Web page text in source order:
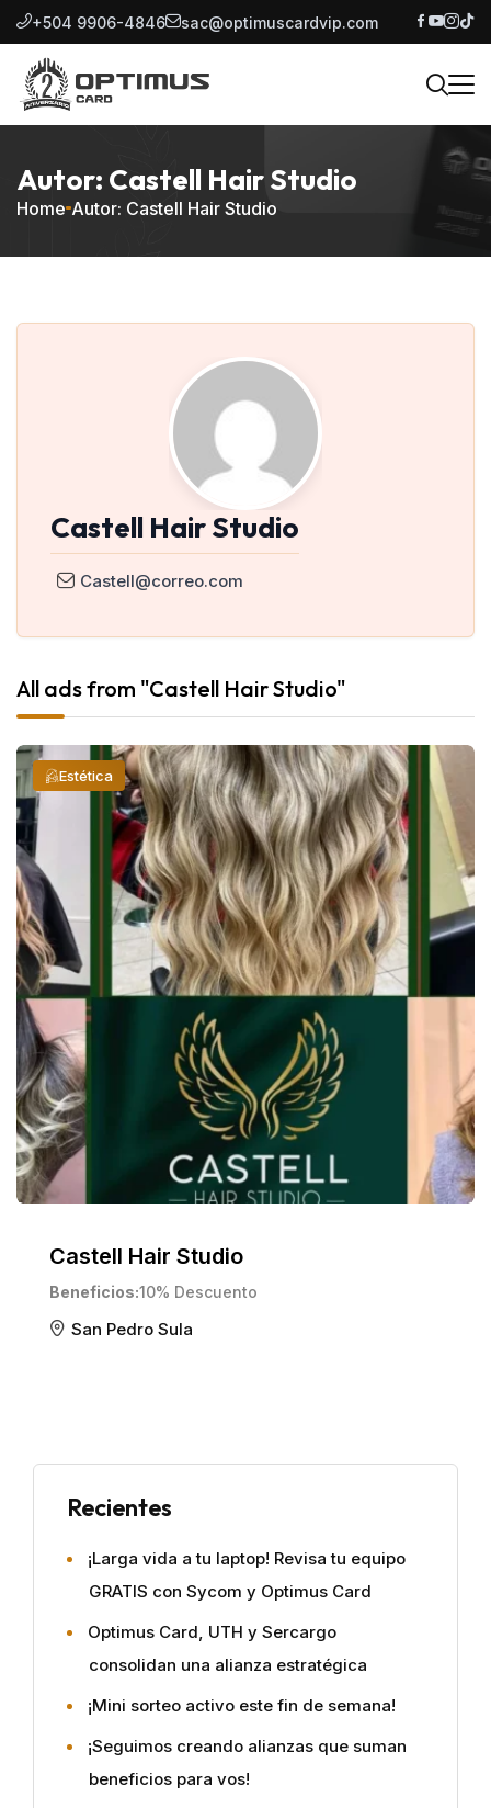
+504 9906-4846 sac@optimuscardvip.com
Autor: Castell Hair Studio
Home Autor: Castell Hair Studio
Castell Hair Studio
Castell@correo.com
All ads from "Castell Hair Studio"
Castell Hair Studio
Beneficios 10% Descuento
Estética
San Pedro Sula
Recientes
¡Larga vida a tu laptop! Revisa tu equipo
GRATIS con Sycom y Optimus Card
Optimus Card, UTH y Sercargo
consolidan una alianza estratégica
¡Mini sorteo activo este fin de semana!
¡Seguimos creando alianzas que suman
beneficios para vos!